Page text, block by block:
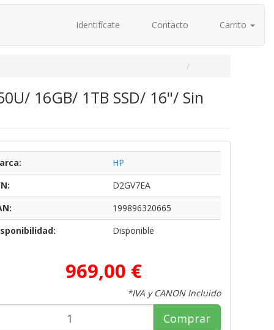
Identifícate Contacto Carrito
16GB/ 1TB SSD/ 16"/ Sin
HP
D2GV7EA
199896320665
Disponible
969,00 €
*IVA y CANON Incluido
Comprar